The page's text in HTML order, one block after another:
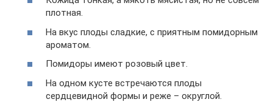
плотная.
На вкус плоды сладкие, с приятным помидорным
ароматом.
Помидоры имеют розовый цвет.
На одном кусте встречаются плоды
сердцевидной формы и реже – округлой.